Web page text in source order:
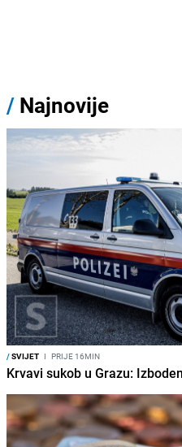
/ Najnovije
/SVIJET I PRIJE 16MIN
Krvavi sukob u Grazu: